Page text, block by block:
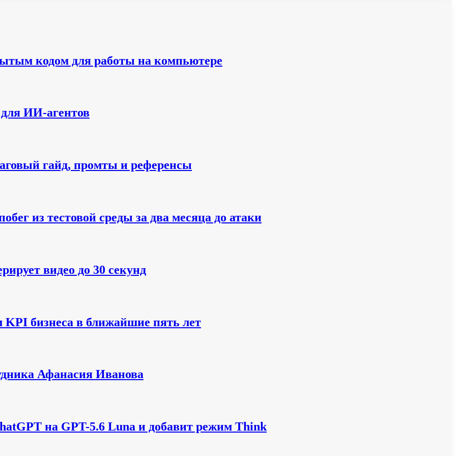
кодом для работы на компьютере
ИИ-агентов
гайд, промты и референсы
из тестовой среды за два месяца до атаки
видео до 30 секунд
бизнеса в ближайшие пять лет
Афанасия Иванова
на GPT-5.6 Luna и добавит режим Think